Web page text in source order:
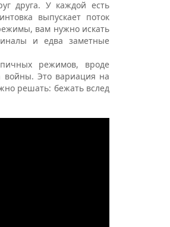
друга. У каждой есть
выпускает поток
вам нужно искать
и едва заметные
режимов, вроде
войны. Это вариация на
решать: бежать вслед